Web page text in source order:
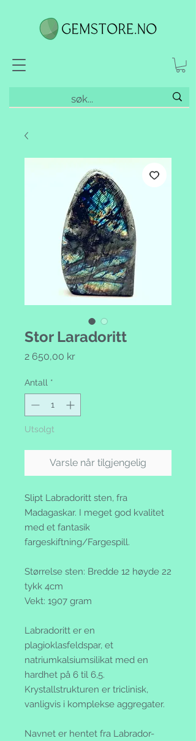
Stor Laradoritt
2 650,00 krPris
Antall *
Utsolgt
Varsle når tilgjengelig
Slipt Labradoritt sten, fra
Madagaskar. I meget god kvalitet
med et fantasik
fargeskiftning/Fargespill.
Størrelse sten: Bredde 12 høyde 22
tykk 4cm
Vekt: 1907 gram
Labradoritt er en
plagioklasfeldspar, et
natriumkalsiumsilikat med en
hardhet på 6 til 6,5.
Krystallstrukturen er triclinisk,
vanligvis i komplekse aggregater.
Navnet er hentet fra Labrador-